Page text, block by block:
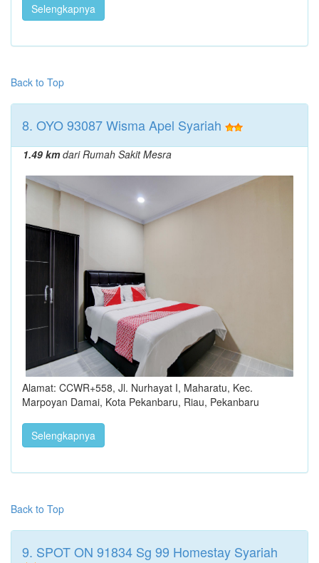
Selengkapnya
Back to Top
8. OYO 93087 Wisma Apel Syariah
1.49 kmdari Rumah Sakit Mesra
Alamat: CCWR+558, Jl. Nurhayat I, Maharatu, Kec.
Marpoyan Damai, Kota Pekanbaru, Riau, Pekanbaru
Selengkapnya
Back to Top
9. SPOT ON 91834 Sg 99 Homestay Syariah